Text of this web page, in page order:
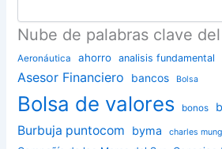
Nube de palabras clave
Aeronáutica ahorro analisis fundamental
Asesor Financiero bancos Bolsa
Bolsa de valores bonos
Burbuja puntocom byma charles